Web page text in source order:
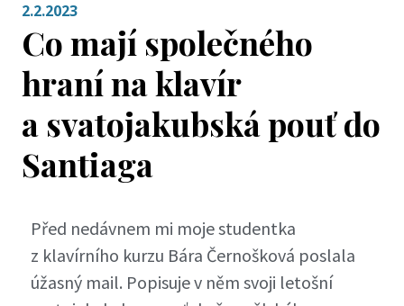
2.2.2023
Co mají společného
hraní na klavír
a svatojakubská pouť do
Santiaga
Před nedávnem mi moje studentka
z klavírního kurzu Bára Černošková poslala
úžasný mail. Popisuje v něm svoji letošní